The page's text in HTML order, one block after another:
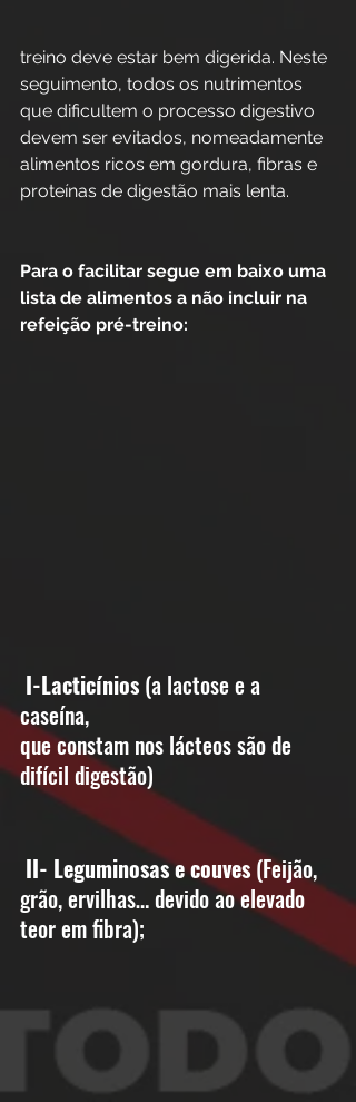
treino deve estar bem digerida. Neste
seguimento, todos os nutrimentos
que dificultem o processo digestivo
devem ser evitados, nomeadamente
alimentos ricos em gordura, fibras e
proteínas de digestão mais lenta.
Para o facilitar segue em baixo uma
lista de alimentos a não incluir na
refeição pré-treino:
I-Lacticínios (a lactose e a
caseína,
que constam nos lácteos são de
difícil digestão)
II- Leguminosas e couves (Feijão,
grão, ervilhas… devido ao elevado
teor em fibra);